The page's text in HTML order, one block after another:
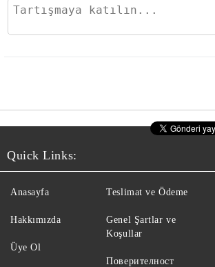
Quick Links:
Anasayfa
Hakkımızda
Üye Ol
Teslimat ve Ödeme
Genel Şartlar ve
Koşullar
Поверителност